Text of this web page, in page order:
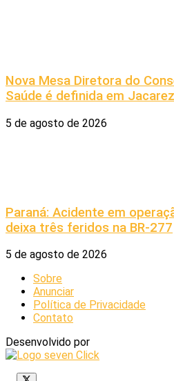
Nova Mesa Diretora do
Saúde é definida em
5 de agosto de 2026
Paraná: Acidente em
deixa três feridos na BR-277
5 de agosto de 2026
Sobre
Anunciar
Política de Privacidade
Contato
Desenvolvido por